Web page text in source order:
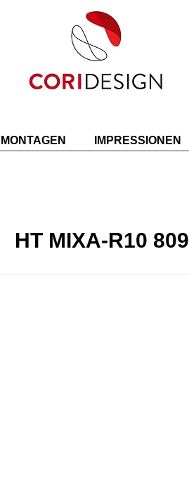
IMPRESSIONEN
HT MIXA-R10 809